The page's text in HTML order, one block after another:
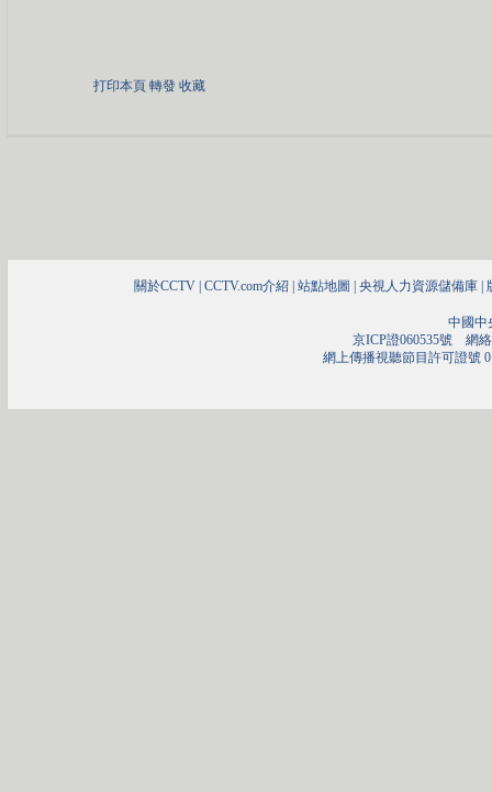
打印本頁 轉發 收藏
關於CCTV CCTV.com介紹 站點地圖 央視人力資源儲備庫
中國中
京ICP證060535號網絡
網上傳播視聽節目許可證號